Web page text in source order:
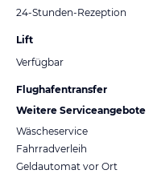
24-Stunden-Rezeption
Lift
Verfügbar
Flughafentransfer
Weitere Serviceangebote
Wäscheservice
Fahrradverleih
Geldautomat vor Ort